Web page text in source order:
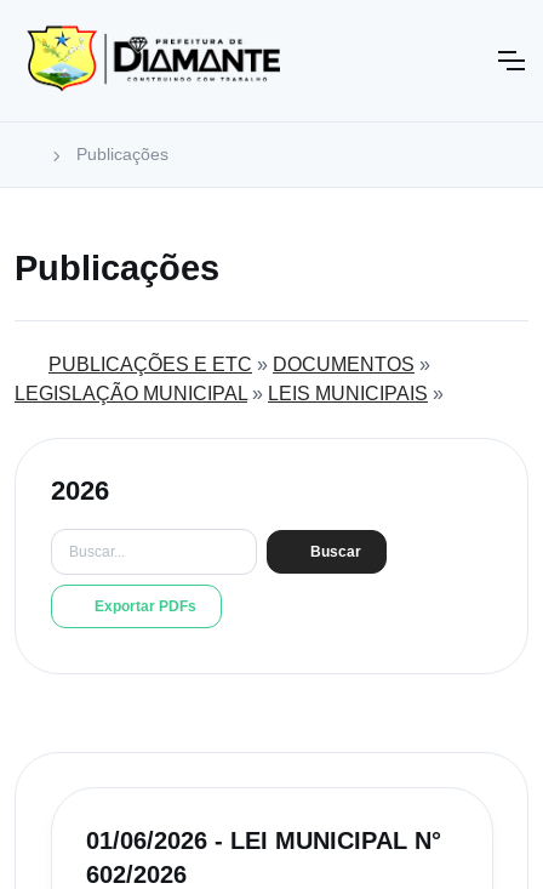
Publicações
Publicações
PUBLICAÇÕES E ETC » DOCUMENTOS »
LEGISLAÇÃO MUNICIPAL » LEIS MUNICIPAIS »
2026
Buscar
Exportar PDFs
01/06/2026 - LEI MUNICIPAL N°
602/2026